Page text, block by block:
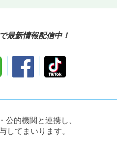
最新情報配信中！
公的機関と連携し、
してまいります。